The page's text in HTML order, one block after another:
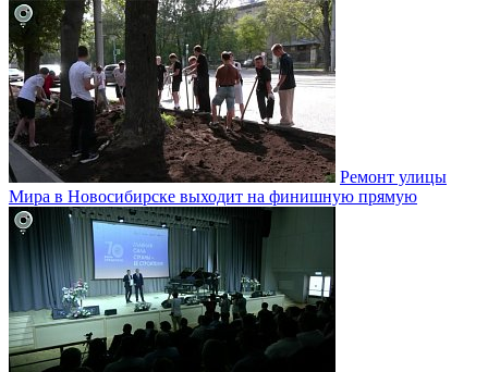
Ремонт улицы
Мира в Новосибирске выходит на финишную прямую